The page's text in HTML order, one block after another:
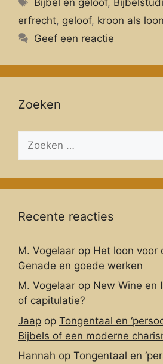
erfrecht, geloof, kroon als loon
Geef een reactie
Zoeken
naar:
Recente reacties
M. Vogelaar op Het loon voor
Genade en goede werken
M. Vogelaar op New Wine en
of capitulatie?
Jaap op Tongentaal en
Bijbels of een moderne
Hannah op Tongentaal en